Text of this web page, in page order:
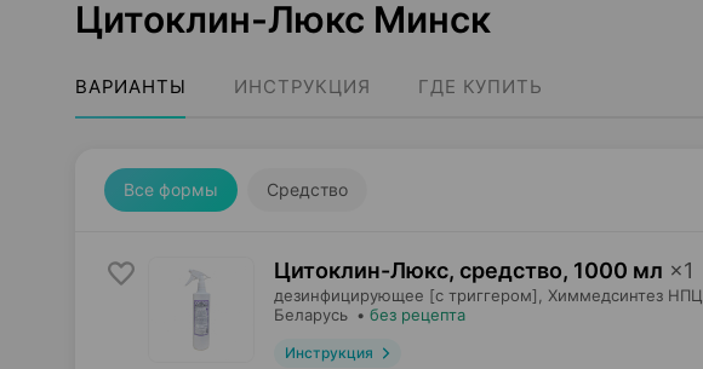
Цитоклин-Люкс Минск
ВАРИАНТЫ ИНСТРУКЦИЯ ГДЕ КУПИТЬ
Все формы Средство
Цитоклин-Люкс, средство, 1000 мл ×1
дезинфицирующее [с триггером], Химмедсинтез НПЦ
Беларусь • без рецепта
Инструкция